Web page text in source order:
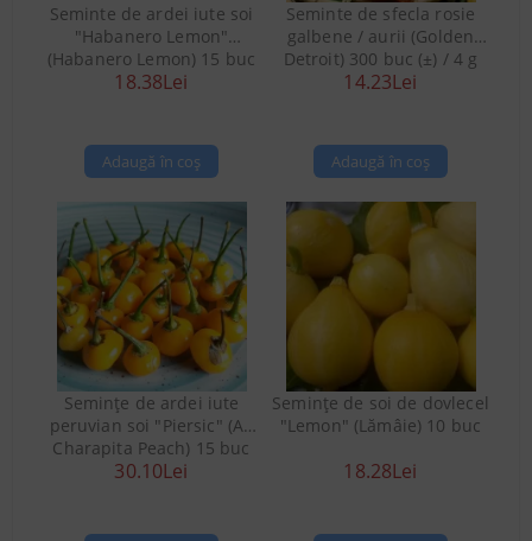
Seminte de ardei iute soi
"Habanero Lemon"
(Habanero Lemon) 15 buc
18.38Lei
Seminte de sfecla rosie
galbene / aurii (Golden
Detroit) 300 buc (±) / 4 g
14.23Lei
Semințe de ardei iute
peruvian soi "Piersic" (Aji
Charapita Peach) 15 buc
30.10Lei
Semințe de soi de dovlecel
"Lemon" (Lămâie) 10 buc
18.28Lei